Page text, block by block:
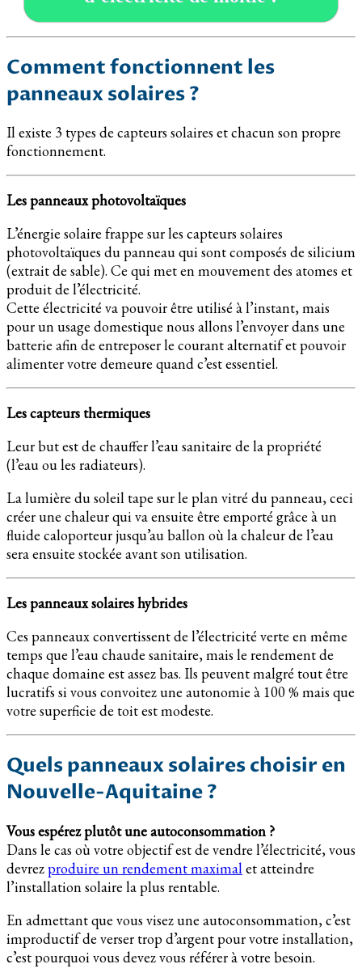
Comment fonctionnent les
panneaux solaires ?
Il existe 3 types de capteurs solaires et chacun son propre
fonctionnement.
Les panneaux photovoltaïques
L’énergie solaire frappe sur les capteurs solaires
photovoltaïques du panneau qui sont composés de silicium
(extrait de sable). Ce qui met en mouvement des atomes et
produit de l’électricité.
Cette électricité va pouvoir être utilisé à l’instant, mais
pour un usage domestique nous allons l’envoyer dans une
batterie afin de entreposer le courant alternatif et pouvoir
alimenter votre demeure quand c’est essentiel.
Les capteurs thermiques
Leur but est de chauffer l’eau sanitaire de la propriété
(l’eau ou les radiateurs).
La lumière du soleil tape sur le plan vitré du panneau, ceci
créer une chaleur qui va ensuite être emporté grâce à un
fluide caloporteur jusqu’au ballon où la chaleur de l’eau
sera ensuite stockée avant son utilisation.
Les panneaux solaires hybrides
Ces panneaux convertissent de l’électricité verte en même
temps que l’eau chaude sanitaire, mais le rendement de
chaque domaine est assez bas. Ils peuvent malgré tout être
lucratifs si vous convoitez une autonomie à 100 % mais que
votre superficie de toit est modeste.
Quels panneaux solaires choisir en
Nouvelle-Aquitaine ?
Vous espérez plutôt une autoconsommation ?
Dans le cas où votre objectif est de vendre l’électricité, vous
devrezproduire un rendement maximalet atteindre
l’installation solaire la plus rentable.
En admettant que vous visez une autoconsommation, c’est
improductif de verser trop d’argent pour votre installation,
c’est pourquoi vous devez vous référer à votre besoin.